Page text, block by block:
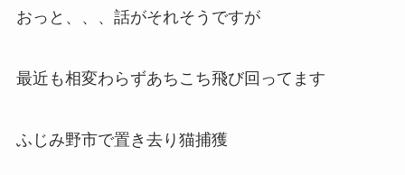
おっと、、、話がそれそうですが
最近も相変わらずあちこち飛び回ってます
ふじみ野市で置き去り猫捕獲